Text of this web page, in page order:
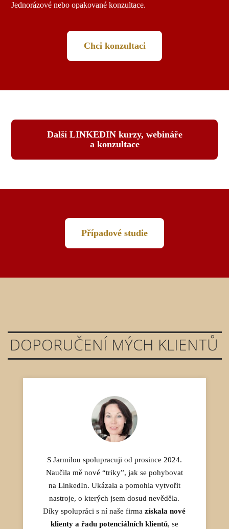
Jednorázové nebo opakované konzultace.
Chci konzultaci
Další LINKEDIN kurzy, webináře
a konzultace
Případové studie
DOPORUČENÍ MÝCH KLIENTŮ
S Jarmilou spolupracuji od prosince 2024.
Naučila mě nové “triky”, jak se pohybovat
na LinkedIn. Ukázala a pomohla vytvořit
nastroje, o kterých jsem dosud nevěděla.
Díky spolupráci s ní naše firmazískala nové
klienty a řadu potenciálních klientů, se
mentoringovym
kurzem Intensive - Rozjeďte své podnikání
na LinkedIn
Kamila Bigaj-Rajchman
Ing. Sundus Aliová